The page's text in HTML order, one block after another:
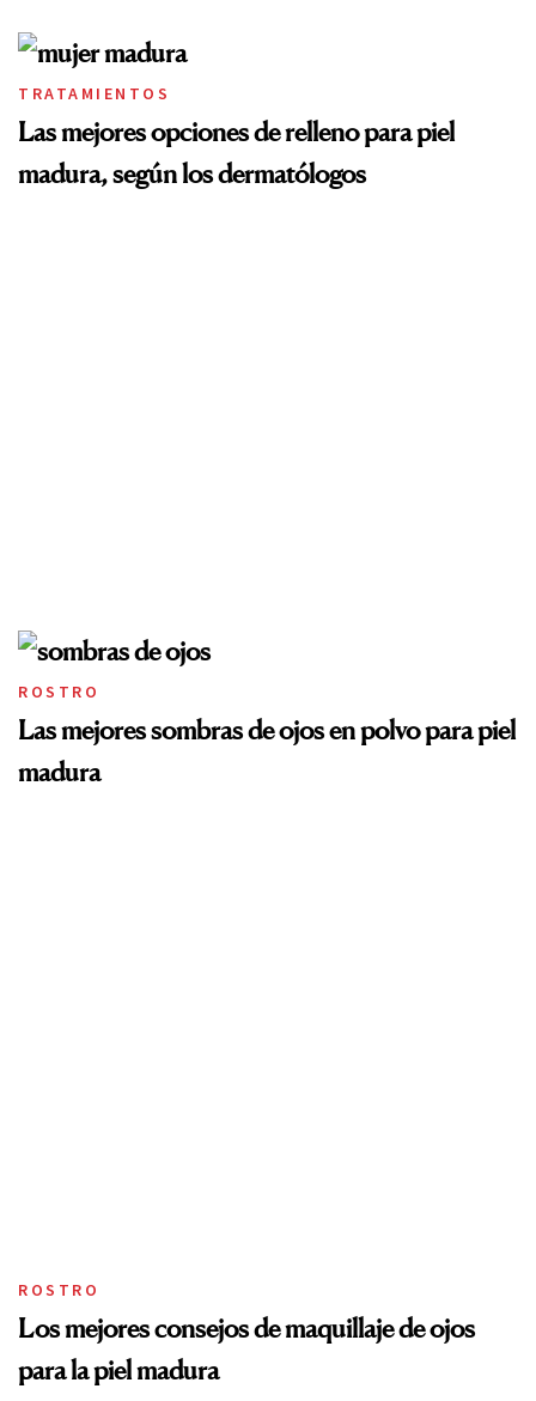
TRATAMIENTOS
Las mejores opciones de relleno para piel
madura, según los dermatólogos
ROSTRO
Las mejores sombras de ojos en polvo para piel
madura
ROSTRO
Los mejores consejos de maquillaje de ojos
para la piel madura